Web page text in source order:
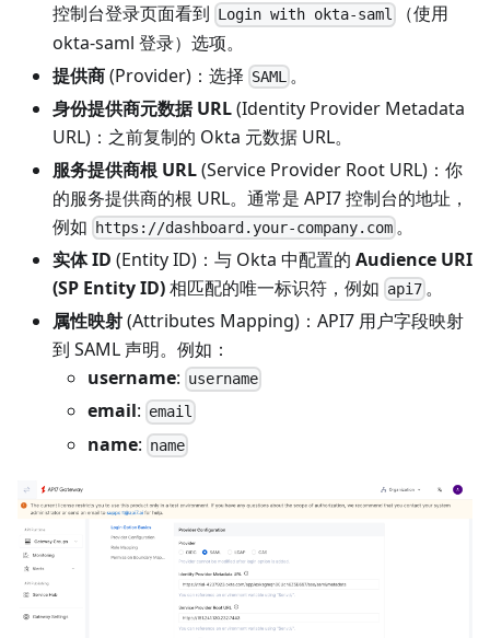
控制台登录页面看到 Login with okta-saml
（使用
okta-saml 登录）选项。
提供商(Provider)：选择 SAML 。
身份提供商元数据 URL(Identity Provider Metadata
URL)：之前复制的 Okta 元数据 URL。
服务提供商根 URL(Service Provider Root URL)：你
的服务提供商的根 URL。通常是 API7 控制台的地址，
例如
https://dashboard.your-company.com 。
实体 ID (Entity ID)：与 Okta 中配置的 Audience URI
(SP Entity ID)相匹配的唯一标识符，例如 api7 。
属性映射(Attributes Mapping)：API7 用户字段映射
到 SAML 声明。例如：
username: username
email: email
name: name